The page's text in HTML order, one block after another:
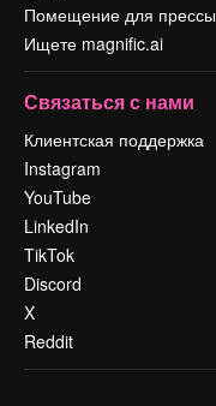
Помещение для прессы
Ищете magnific.ai
Связаться с нами
Клиентская поддержка
Instagram
YouTube
LinkedIn
TikTok
Discord
X
Reddit